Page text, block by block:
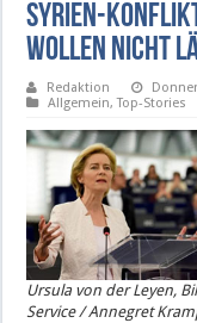
Syrien-
wollen nicht
Redaktion
Allgemein,Top-Stories
Ursula von der Leyen,
Service / Annegret